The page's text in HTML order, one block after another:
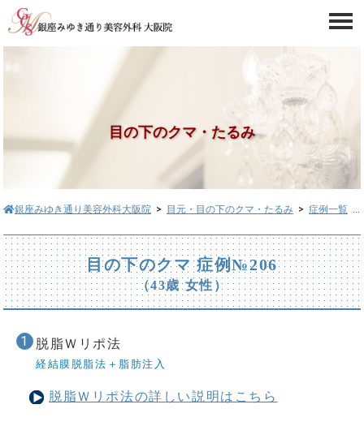
目の下のクマ・たるみ
銀座みゆき通り美容外科大阪院 > 目元・目の下のクマ・たるみ > 症例一覧
目の下のクマ 症例№206
（43歳 女性）
脱脂Ｗリポ法
経結膜脱脂法＋脂肪注入
脱脂Ｗリポ法の詳しい説明はこちら